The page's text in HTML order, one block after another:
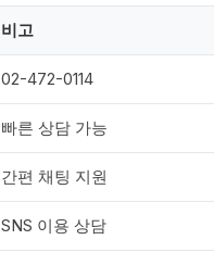
비고
02-472-0114
빠른 상담 가능
간편 채팅 지원
SNS 이용 상담